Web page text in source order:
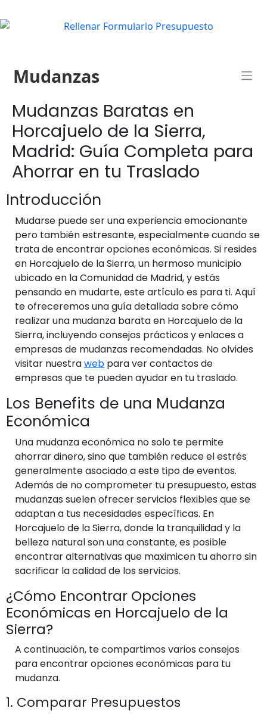
Mudanzas
Mudanzas Baratas en
Horcajuelo de la Sierra,
Madrid: Guía Completa para
Ahorrar en tu Traslado
Introducción
Mudarse puede ser una experiencia emocionante
pero también estresante, especialmente cuando se
trata de encontrar opciones económicas. Si resides
en Horcajuelo de la Sierra, un hermoso municipio
ubicado en la Comunidad de Madrid, y estás
pensando en mudarte, este artículo es para ti. Aquí
te ofreceremos una guía detallada sobre cómo
realizar una mudanza barata en Horcajuelo de la
Sierra, incluyendo consejos prácticos y enlaces a
empresas de mudanzas recomendadas. No olvides
visitar nuestraweb para ver contactos de
empresas que te pueden ayudar en tu traslado.
Los Benefits de una Mudanza
Económica
Una mudanza económica no solo te permite
ahorrar dinero, sino que también reduce el estrés
generalmente asociado a este tipo de eventos.
Además de no comprometer tu presupuesto, estas
mudanzas suelen ofrecer servicios flexibles que se
adaptan a tus necesidades específicas. En
Horcajuelo de la Sierra, donde la tranquilidad y la
belleza natural son una constante, es posible
encontrar alternativas que maximicen tu ahorro sin
sacrificar la calidad de los servicios.
¿Cómo Encontrar Opciones
Económicas en Horcajuelo de la
Sierra?
A continuación, te compartimos varios consejos
para encontrar opciones económicas para tu
mudanza.
1. Comparar Presupuestos